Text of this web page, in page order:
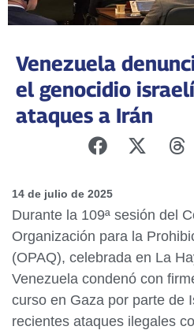
Venezuela
el genocidio
ataques a Irán
14 de julio de 2025
Durante la 109ª sesión del
Organización para la
(OPAQ), celebrada en La
Venezuela condenó con
curso en Gaza por parte de
recientes ataques ilegales